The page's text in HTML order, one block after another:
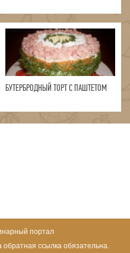
БУТЕРБРОДНЫЙ ТОРТ С ПАШТЕТОМ
портал
ссылка обязательна.